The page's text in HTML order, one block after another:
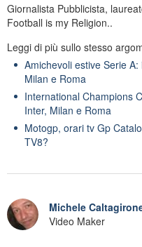
Giornalista Pubblicista,
Football is my Religion..
Leggi di più sullo stesso
Amichevoli estive Serie
Milan e Roma
International Champions
Inter, Milan e Roma
Motogp, orari tv Gp
TV8?
Michele
Video Maker